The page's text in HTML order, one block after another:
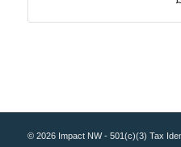
© 2026 Impact NW - 501(c)(3) Tax